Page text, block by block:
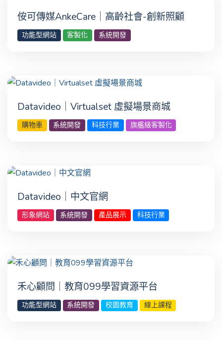
侒可傳媒AnkeCare｜高齡社會-創新照顧
功能型網站 客製化 系統開發
Datavideo｜Virtualset 虛擬場景商城
購物車 系統開發 科技行業 旗艦級客製化
Datavideo｜中文官網
形象網站 系統開發 產品展示 科技行業
禾心顧問｜教育099學習資源平台
功能型網站 系統開發 校園教育 線上課程